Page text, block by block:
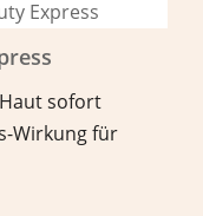
sofort
Wirkung für